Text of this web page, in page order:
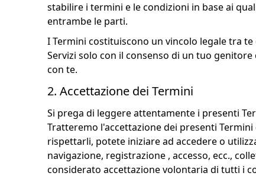
stabilire i termini e le condizioni in base ai
entrambe le parti.
I Termini costituiscono un vincolo legale tra
Servizi solo con il consenso di un tuo
con te.
2. Accettazione dei Termini
Si prega di leggere attentamente i presenti
Tratteremo l'accettazione dei presenti
rispettarli, potete iniziare ad accedere o
navigazione, registrazione , accesso, ecc.,
considerato accettazione volontaria di tutti i